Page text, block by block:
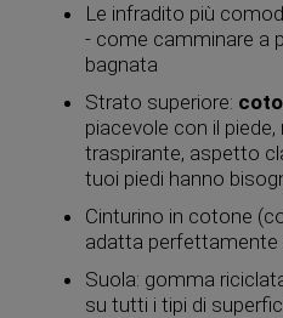
Le infradito più
- come camminare a
bagnata
Strato superiore:
piacevole con il
traspirante, aspetto
tuoi piedi hanno
Cinturino in cotone
adatta perfettamente
Suola: gomma
su tutti i tipi di